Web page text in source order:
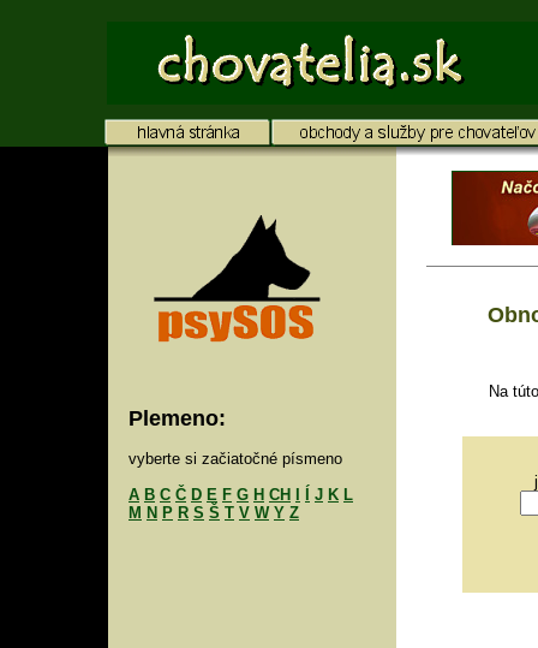
Plemeno:
vyberte si začiatočné písmeno
A B C Č D E F G H CH J K L
M N P R S Š T V W Y Z
Na